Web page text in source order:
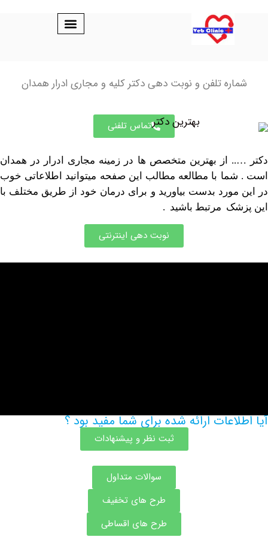
تلفن و نوبت دهی دکتر کلیه و مجاری ادرار همدان
تماس تلفنی
از بهترین متخصص ها در زمینه مجاری ادرار در همدان
با مطالعه مطالب این صفحه میتوانید اطلاعاتی خوب
بدست بیاورید و برای درمان خود از طریق مختلف با
مرتبط باشید .
نوبت دهی اینترنتی
ارائه شده برای شما مفید بود ؟
ثبت نظر و پیشنهادات
سوالات متداول
طرح های تخفیف
طرح های اقساطی